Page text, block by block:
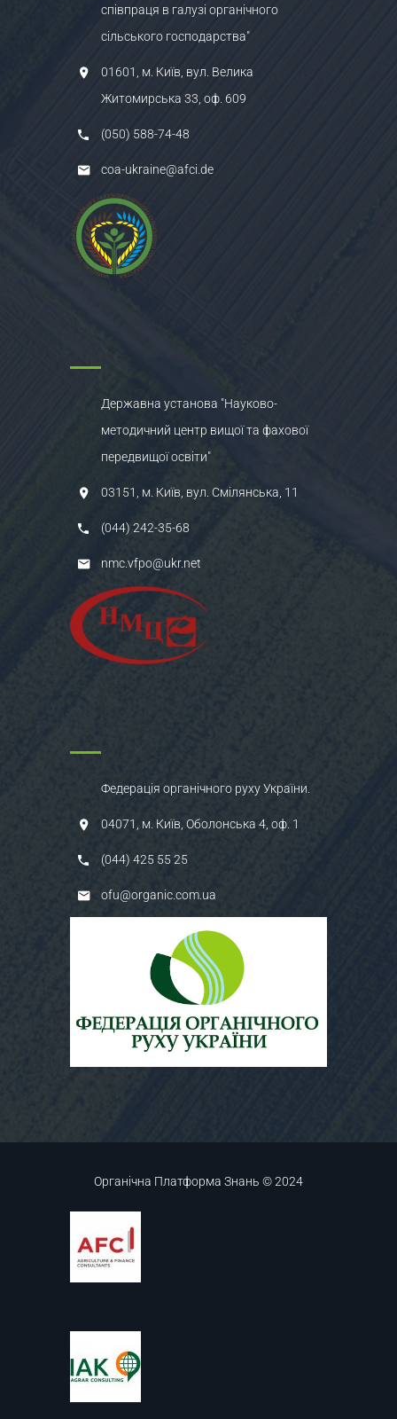
співпраця в галузі органічного
сільського господарства"
01601, м. Київ, вул. Велика
Житомирська 33, оф. 609
(050) 588-74-48
coa-ukraine@afci.de
Державна установа "Науково-
методичний центр вищої та фахової
передвищої освіти"
03151, м. Київ, вул. Смілянська, 11
(044) 242-35-68
nmc.vfpo@ukr.net
Федерація органічного руху України.
04071, м. Київ, Оболонська 4, оф. 1
(044) 425 55 25
ofu@organic.com.ua
Органічна Платформа Знань © 2024